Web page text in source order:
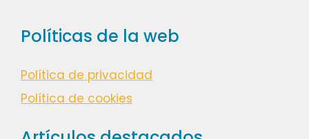
Políticas de la web
Política de privacidad
Política de cookies